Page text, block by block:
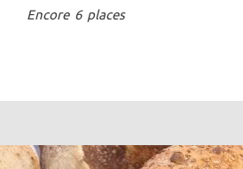
Encore 6 places